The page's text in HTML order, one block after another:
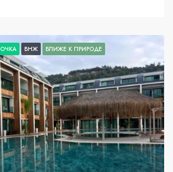
ВНЖ БЛИЖЕ К ПРИРОДЕ